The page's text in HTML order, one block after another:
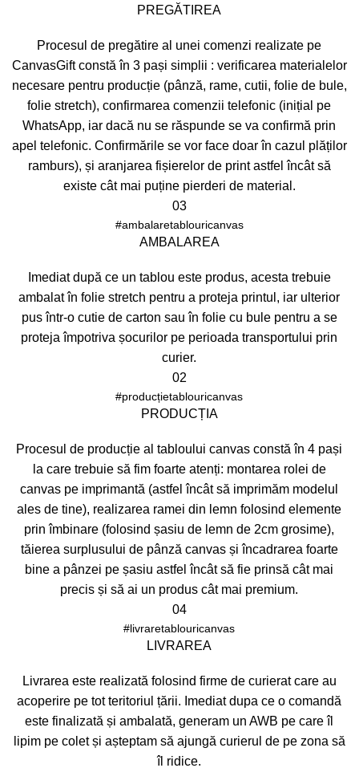
PREGĂTIREA
Procesul de pregătire al unei comenzi realizate pe
CanvasGift constă în 3 pași simplii : verificarea materialelor
necesare pentru producție (pânză, rame, cutii, folie de bule,
folie stretch), confirmarea comenzii telefonic (inițial pe
WhatsApp, iar dacă nu se răspunde se va confirmă prin
apel telefonic. Confirmările se vor face doar în cazul plăților
ramburs), și aranjarea fișierelor de print astfel încât să
existe cât mai puține pierderi de material.
03
#ambalaretablouricanvas
AMBALAREA
Imediat după ce un tablou este produs, acesta trebuie
ambalat în folie stretch pentru a proteja printul, iar ulterior
pus într-o cutie de carton sau în folie cu bule pentru a se
proteja împotriva șocurilor pe perioada transportului prin
curier.
02
#producțietablouricanvas
PRODUCȚIA
Procesul de producție al tabloului canvas constă în 4 pași
la care trebuie să fim foarte atenți: montarea rolei de
canvas pe imprimantă (astfel încât să imprimăm modelul
ales de tine), realizarea ramei din lemn folosind elemente
prin îmbinare (folosind șasiu de lemn de 2cm grosime),
tăierea surplusului de pânză canvas și încadrarea foarte
bine a pânzei pe șasiu astfel încât să fie prinsă cât mai
precis și să ai un produs cât mai premium.
04
#livraretablouricanvas
LIVRAREA
Livrarea este realizată folosind firme de curierat care au
acoperire pe tot teritoriul țării. Imediat dupa ce o comandă
este finalizată și ambalată, generam un AWB pe care îl
lipim pe colet și așteptam să ajungă curierul de pe zona să
îl ridice.